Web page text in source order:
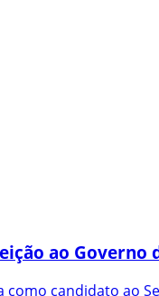
ao Governo
candidato ao